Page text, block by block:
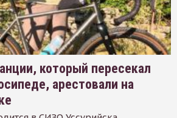
который пересекал
арестовали на